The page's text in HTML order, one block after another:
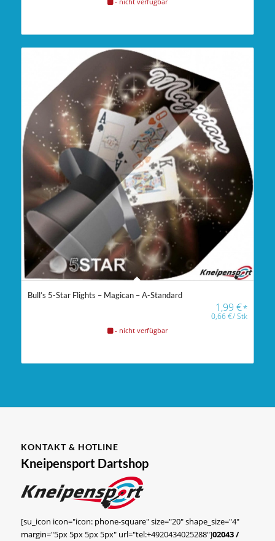
Bull’s 5-Star Flights – Magican – A-Standard
1,99€*
0,66€/Stk
- nicht verfügbar
KONTAKT & HOTLINE
Kneipensport Dartshop
[su_icon icon="icon: phone-square" size="20" shape_size="4"
margin="5px 5px 5px 5px" url="tel:+4920434025288"]02043 /